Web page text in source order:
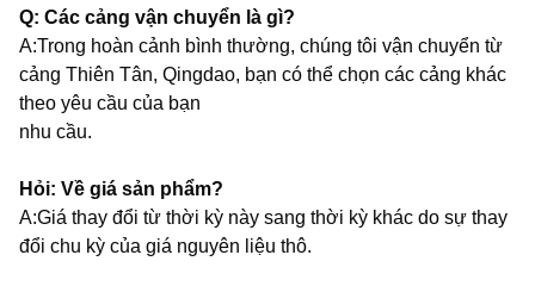
Q: Các cảng vận chuyển là gì?
A:Trong hoàn cảnh bình thường, chúng tôi vận chuyển từ
cảng Thiên Tân, Qingdao, bạn có thể chọn các cảng khác
theo yêu cầu của bạn
nhu cầu.
Hỏi: Về giá sản phẩm?
A:Giá thay đổi từ thời kỳ này sang thời kỳ khác do sự thay
đổi chu kỳ của giá nguyên liệu thô.